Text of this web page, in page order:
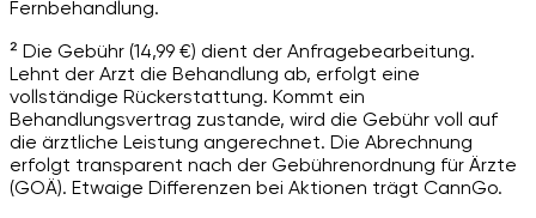
Fernbehandlung.
² Die Gebühr (14,99 €) dient der Anfragebearbeitung.
Lehnt der Arzt die Behandlung ab, erfolgt eine
vollständige Rückerstattung. Kommt ein
Behandlungsvertrag zustande, wird die Gebühr voll auf
die ärztliche Leistung angerechnet. Die Abrechnung
erfolgt transparent nach der Gebührenordnung für Ärzte
(GOÄ). Etwaige Differenzen bei Aktionen trägt CannGo.